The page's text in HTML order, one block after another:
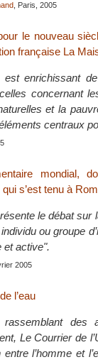
, Paris, 2005
le nouveau
française La
est enrichissant
concernant
et la
centraux
mondial,
qui s’est tenu à
le débat sur
ou groupe
et active".
2005
l’eau
rassemblant
Le Courrier de
entre l’homme et